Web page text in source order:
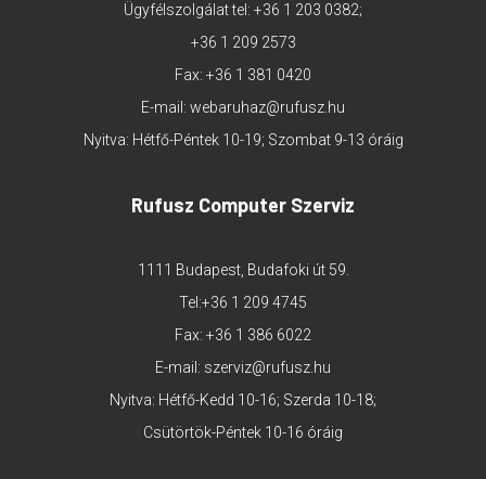
Ügyfélszolgálat tel: +36 1 203 0382;
+36 1 209 2573
Fax: +36 1 381 0420
E-mail: webaruhaz@rufusz.hu
Nyitva: Hétfő-Péntek 10-19; Szombat 9-13 óráig
Rufusz Computer Szerviz
1111 Budapest, Budafoki út 59.
Tel:+36 1 209 4745
Fax: +36 1 386 6022
E-mail: szerviz@rufusz.hu
Nyitva: Hétfő-Kedd 10-16; Szerda 10-18;
Csütörtök-Péntek 10-16 óráig